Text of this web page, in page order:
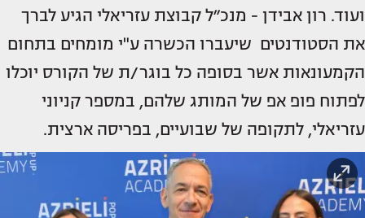
ועוד. רון אבידן - מנכ״ל קבוצת עזריאלי הגיע לברך
את הסטודנטים שיעברו הכשרה ע"י מומחים בתחום
הקמעונאות אשר בסופה כל בוגר/ת של הקורס יוכלו
לפתוח פופ אפ של המותג שלהם, במספר קניוני
עזריאלי, לתקופה של שבועיים, בפריסה ארצית.